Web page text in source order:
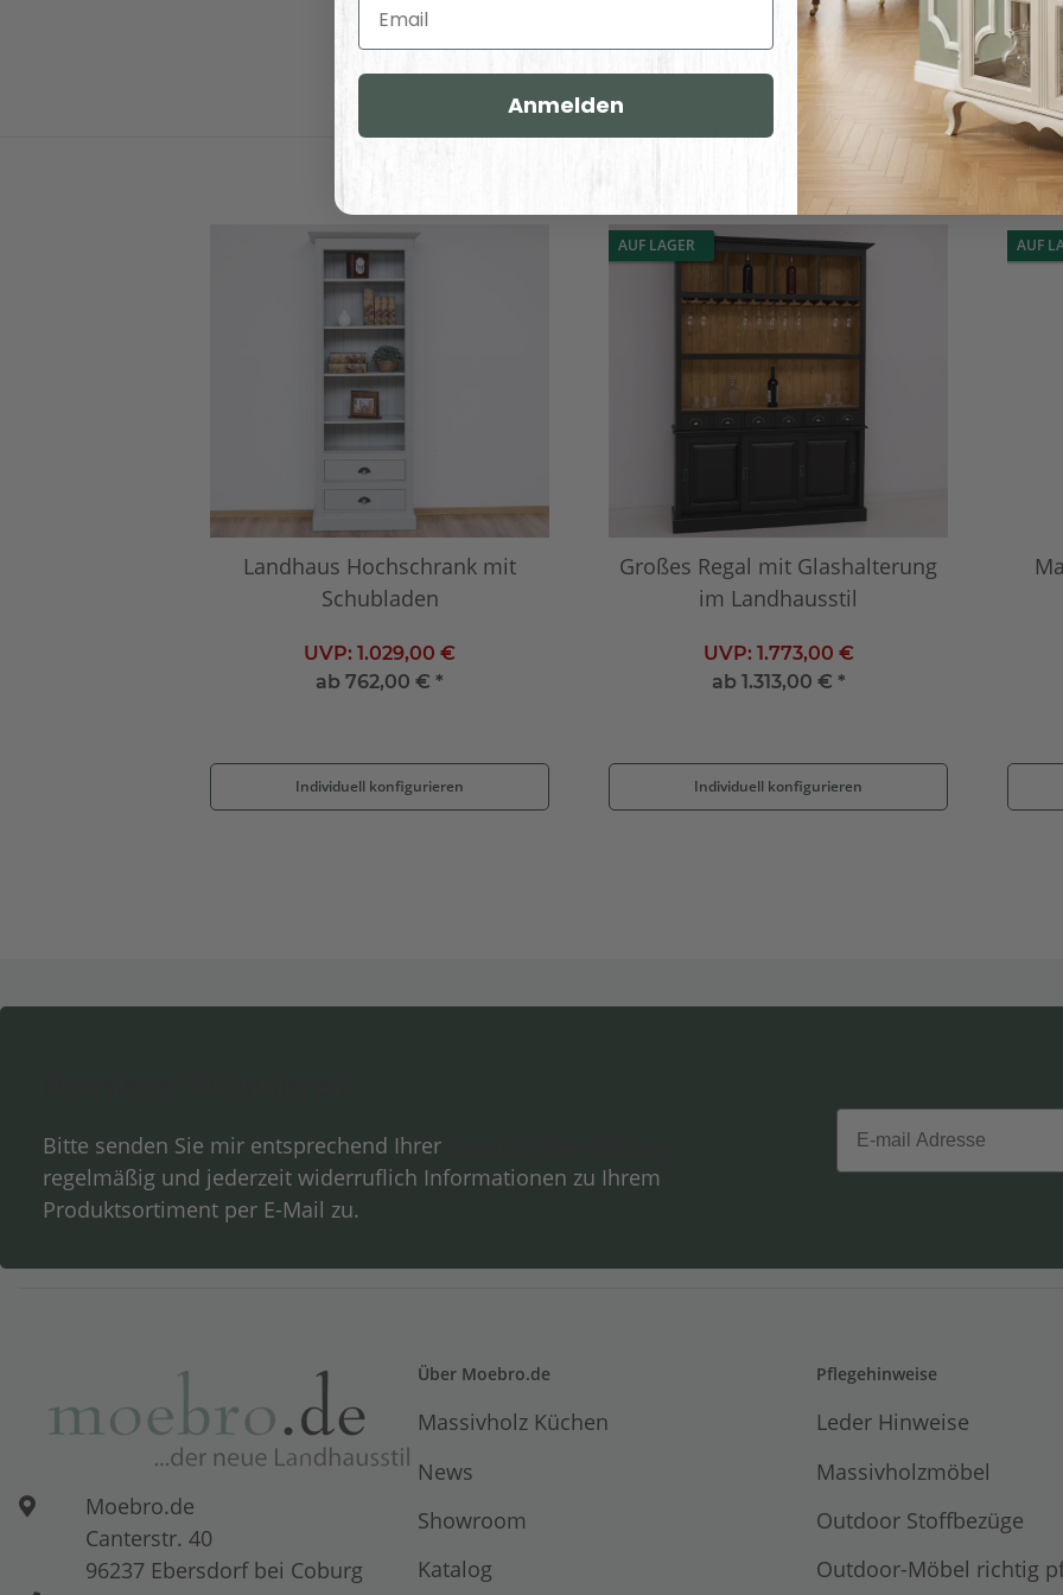
Ähnliche Artikel
Landhaus Hochschrank mit
Schubladen
UVP: 1.029,00 €
ab 762,00 € *
Individuell konfigurieren
AUF LAGER
Großes Regal mit Glashalterung
im Landhausstil
UVP: 1.773,00 €
ab 1.313,00 € *
Individuell konfigurieren
AUF
Bitte senden Sie mir entsprechend Ihrer
regelmäßig und jederzeit widerruflich Informationen zu Ihrem
Produktsortiment per E-Mail zu.
Email
Moebro.de
Canterstr. 40
96237 Ebersdorf bei Coburg
Über Moebro.de
Massivholz Küchen
News
Showroom
Katalog
Pflegehinweise
Leder Hinweise
Massivholzmöbel
Outdoor Stoffbezüge
Outdoor-Möbel richtig
Anmelden